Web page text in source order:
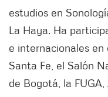
estudios en
La Haya. Ha
e internacionales en
Santa Fe, el Salón
de Bogotá, la